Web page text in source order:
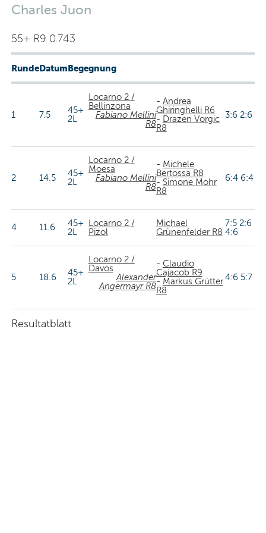
Charles Juon
55+ R9 0.743
RundeDatumBegegnung
1 7.5
45+
2L
Locarno 2 /
Bellinzona
Fabiano Mellini
R8
- Andrea
Ghiringhelli R6
- Drazen Vorgic
R8
3:6 2:6
2 14.5
45+
2L
Locarno 2 /
Moesa
Fabiano Mellini
R8
- Michele
Bertossa R8
- Simone Mohr
R8
6:4 6:4
4 11.6
45+
2L
Locarno 2 /
Pizol
Michael
Grünenfelder R8
7:5 2:6
4:6
5 18.6
45+
2L
Locarno 2 /
Davos
Alexander
Angermayr R8
- Claudio
Cajacob R9
- Markus Grütter
R8
4:6 5:7
Resultatblatt